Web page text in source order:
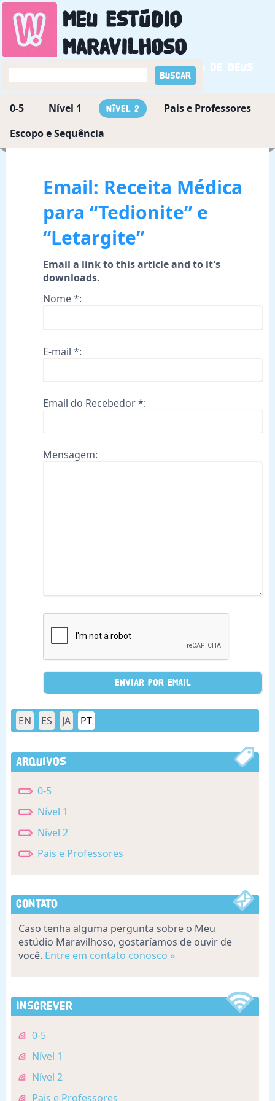
Meu Estúdio
Maravilhoso
Descobrindo a maravilha de Deus
0-5 Nível 1 Nível 2
Pais e Professores
Escopo e Sequência
Email: Receita Médica
para “Tedionite” e
“Letargite”
Email a link to this article and to it's
downloads.
Nome *:
E-mail *:
Email do Recebedor *:
Mensagem:
EN ES JA PT
Arquivos
0-5
Nível 1
Nível 2
Pais e Professores
Contato
Caso tenha alguma pergunta sobre o Meu
estúdio Maravilhoso, gostaríamos de ouvir de
você. Entre em contato conosco »
Inscrever
0-5
Nível 1
Nível 2
Pais e Professores